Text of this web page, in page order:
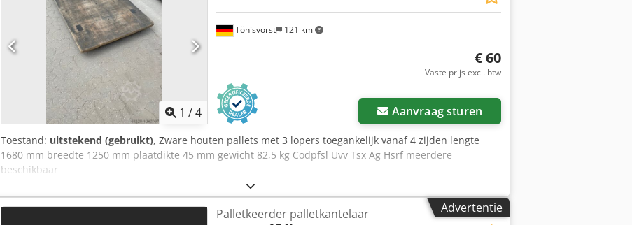
1 /4
Tönisvorst 121 km
€ 60
Vaste prijs excl. btw
Aanvraag sturen
Toestand: uitstekend (gebruikt), Zware houten pallets met 3 lopers toegankelijk vanaf 4 zijden lengte
1680 mm breedte 1250 mm plaatdikte 45 mm gewicht 82,5 kg Codpfsl Uvv Tsx Ag Hsrf meerdere
beschikbaar
Advertentie
Palletkeerder palletkantelaar